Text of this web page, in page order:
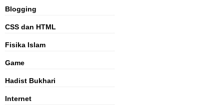
Blogging
CSS dan HTML
Fisika Islam
Game
Hadist Bukhari
Internet